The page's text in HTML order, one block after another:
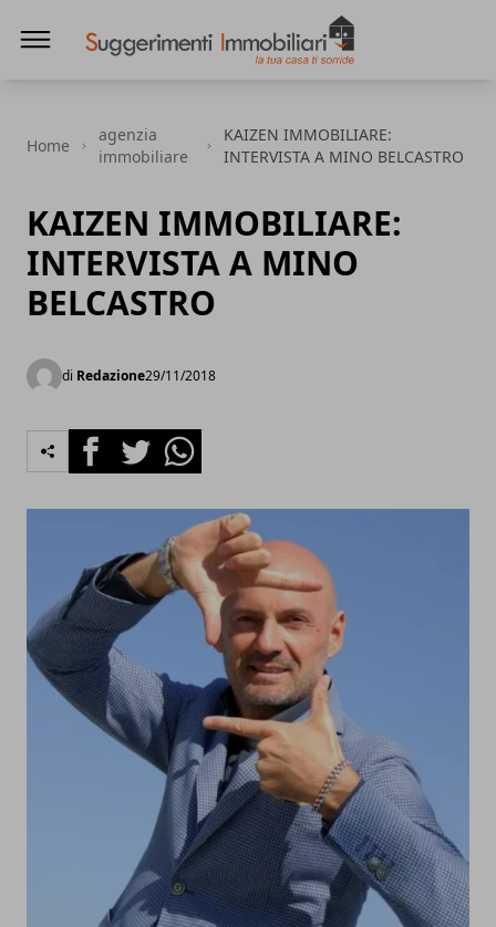
Home
agenzia
immobiliare
KAIZEN IMMOBILIARE:
INTERVISTA A MINO BELCASTRO
KAIZEN IMMOBILIARE:
INTERVISTA A MINO
BELCASTRO
di Redazione29/11/2018
FacebookTwitterWhatsapp